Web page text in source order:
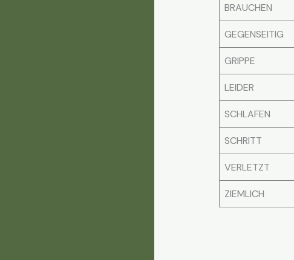
BRAUCHEN
GEGENSEITIG
GRIPPE
LEIDER
SCHLAFEN
SCHRITT
VERLETZT
ZIEMLICH